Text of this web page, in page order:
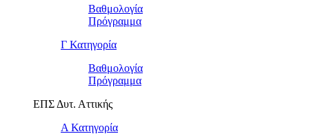
Βαθμολογία
Πρόγραμμα
Γ Κατηγορία
Βαθμολογία
Πρόγραμμα
ΕΠΣ Δυτ. Αττικής
Α Κατηγορία